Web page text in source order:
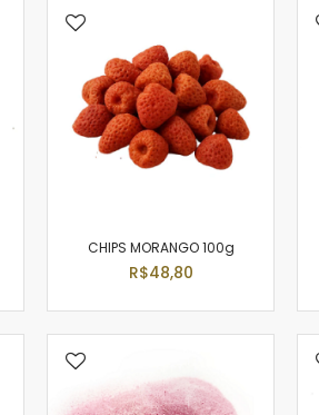
CHIPS MORANGO 100g
R$48,80